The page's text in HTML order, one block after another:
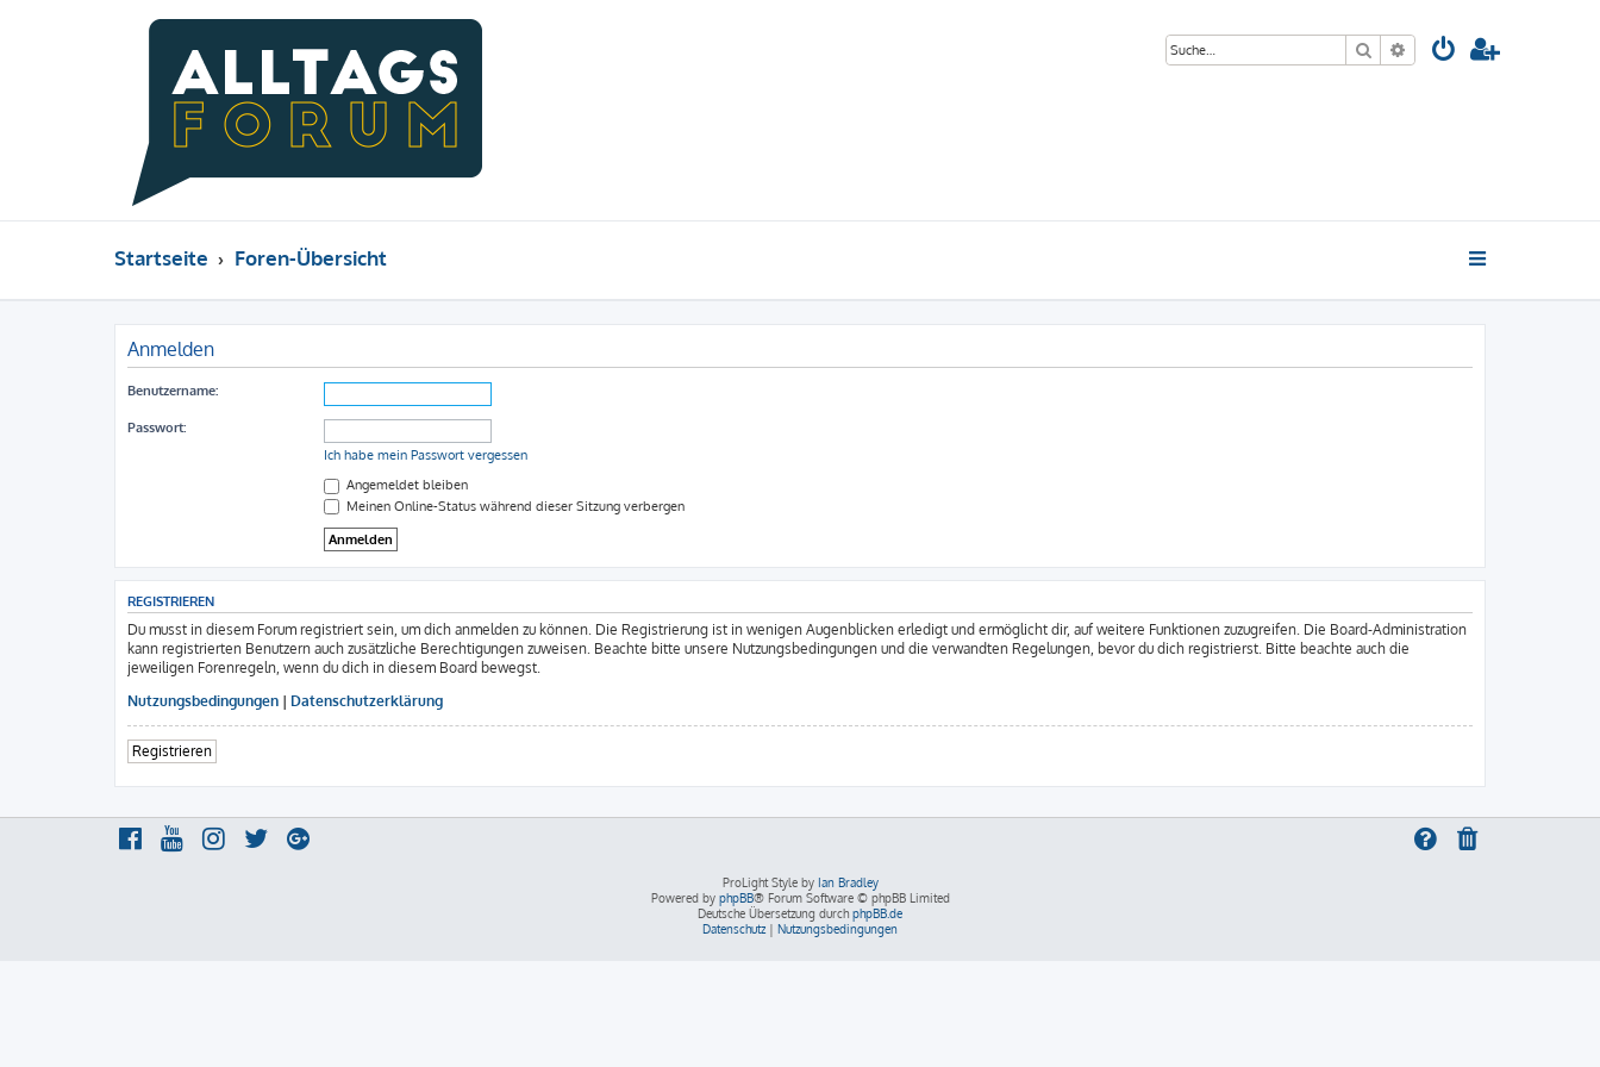
Suche Erweiterte Suche
Startseite Foren-Übersicht
Anmelden
Benutzername:
Passwort:
Ich habe mein Passwort vergessen
Angemeldet bleiben
Meinen Online-Status während dieser Sitzung verbergen
REGISTRIEREN
Du musst in diesem Forum registriert sein, um dich anmelden zu können. Die Registrierung ist in wenigen Augenblicken erledigt und ermöglicht dir, auf weitere Funktionen zuzugreifen. Die Board-Administration
kann registrierten Benutzern auch zusätzliche Berechtigungen zuweisen. Beachte bitte unsere Nutzungsbedingungen und die verwandten Regelungen, bevor du dich registrierst. Bitte beachte auch die
jeweiligen Forenregeln, wenn du dich in diesem Board bewegst.
Nutzungsbedingungen | Datenschutzerklärung
Registrieren
ProLight Style by Ian Bradley
Powered by phpBB® Forum Software © phpBB Limited
Deutsche Übersetzung durch phpBB.de
Datenschutz | Nutzungsbedingungen